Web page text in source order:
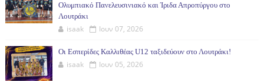
Ολυμπιακό Πανελευσινιακό και Ίριδα Απροπύργου στο
Λουτράκι
isaak Ιουν 07, 2026
Οι Εσπερίδες Καλλιθέας U12 ταξιδεύουν στο Λουτράκι!
isaak Ιουν 05, 2026